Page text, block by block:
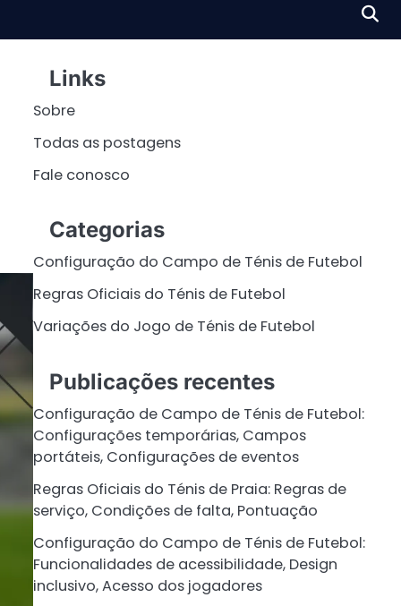
Links
Sobre
Todas as postagens
Fale conosco
Categorias
Configuração do Campo de Ténis de Futebol
Regras Oficiais do Ténis de Futebol
Variações do Jogo de Ténis de Futebol
Publicações recentes
Configuração de Campo de Ténis de Futebol:
Configurações temporárias, Campos
portáteis, Configurações de eventos
Regras Oficiais do Ténis de Praia: Regras de
serviço, Condições de falta, Pontuação
Configuração do Campo de Ténis de Futebol:
Funcionalidades de acessibilidade, Design
inclusivo, Acesso dos jogadores